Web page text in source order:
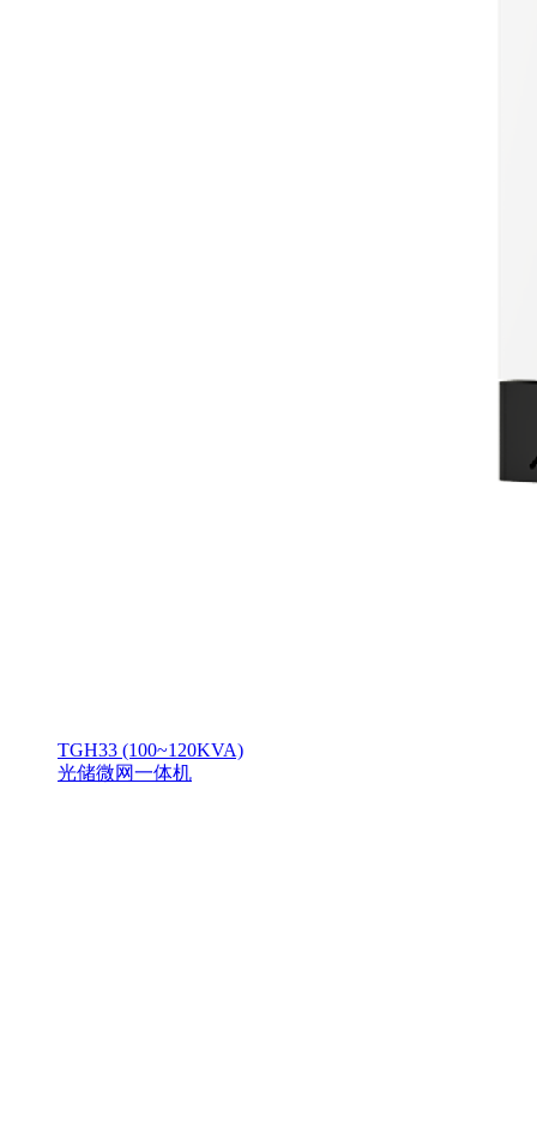
TGH33 (100~120KVA)
光储微网一体机